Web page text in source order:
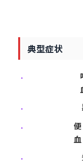
典型症状
•
•
•
便
血
•
失血相